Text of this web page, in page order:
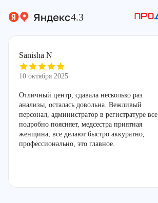
4.3
Sanisha N
10 октября 2025
Отличный центр, сдавала несколько раз
анализы, осталась довольна. Вежливый
персонал, администратор в регистратуре все
подробно поясняет, медсестра приятная
женщина, все делают быстро аккуратно,
профессионально, это главное.